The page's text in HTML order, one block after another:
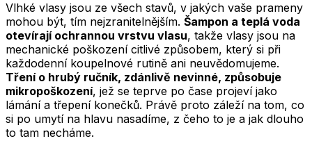
Vlhké vlasy jsou ze všech stavů, v jakých vaše prameny
mohou být, tím nejzranitelnějším. Šampon a teplá voda
otevírají ochrannou vrstvu vlasu, takže vlasy jsou na
mechanické poškození citlivé způsobem, který si při
každodenní koupelnové rutině ani neuvědomujeme.
Tření o hrubý ručník, zdánlivě nevinné, způsobuje
mikropoškození, jež se teprve po čase projeví jako
lámání a třepení konečků. Právě proto záleží na tom, co
si po umytí na hlavu nasadíme, z čeho to je a jak dlouho
to tam necháme.